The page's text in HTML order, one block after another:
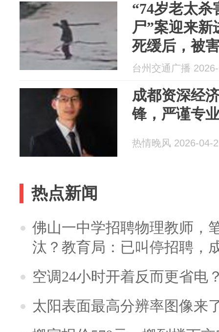
“74岁老太杀
尸”案迎来新
死缓后，被
台州交通广播
成都资深经
锋，严谨专
热情晚风 2026-04-
热点新闻
佛山一中学招聘物理教师，
汰？教育局：已叫停招聘，
空调24小时开着反而更省电
太阳表面最高分辨率图像来